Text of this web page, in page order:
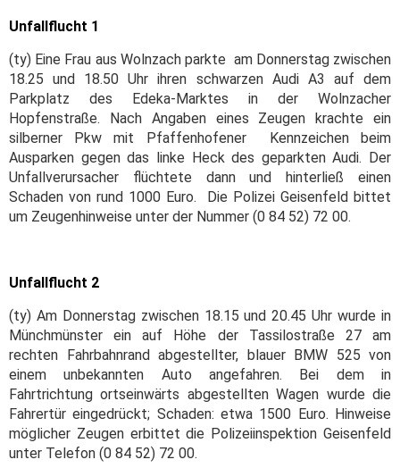
Unfallflucht 1
(ty) Eine Frau aus Wolnzach parkte am Donnerstag zwischen
18.25 und 18.50 Uhr ihren schwarzen Audi A3 auf dem
Parkplatz des Edeka-Marktes in der Wolnzacher
Hopfenstraße. Nach Angaben eines Zeugen krachte ein
silberner Pkw mit Pfaffenhofener Kennzeichen beim
Ausparken gegen das linke Heck des geparkten Audi. Der
Unfallverursacher flüchtete dann und hinterließ einen
Schaden von rund 1000 Euro. Die Polizei Geisenfeld bittet
um Zeugenhinweise unter der Nummer (0 84 52) 72 00.
Unfallflucht 2
(ty) Am Donnerstag zwischen 18.15 und 20.45 Uhr wurde in
Münchmünster ein auf Höhe der Tassilostraße 27 am
rechten Fahrbahnrand abgestellter, blauer BMW 525 von
einem unbekannten Auto angefahren. Bei dem in
Fahrtrichtung ortseinwärts abgestellten Wagen wurde die
Fahrertür eingedrückt; Schaden: etwa 1500 Euro. Hinweise
möglicher Zeugen erbittet die Polizeiinspektion Geisenfeld
unter Telefon (0 84 52) 72 00.